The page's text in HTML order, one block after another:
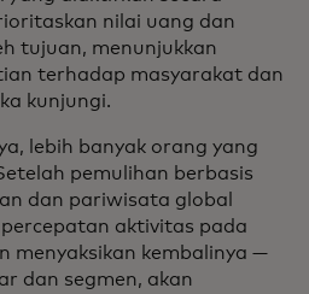
nilai uang dan
tujuan, menunjukkan
terhadap masyarakat dan
kunjungi.
lebih banyak orang yang
pemulihan berbasis
dan pariwisata global
aktivitas pada
menyaksikan kembalinya —
dan segmen, akan